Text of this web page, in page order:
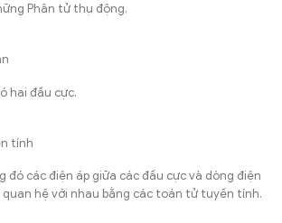
Phân tử thụ động.
hai đầu cực.
tính
đó các điện áp giữa các đầu cực và dòng điện
quan hệ với nhau bằng các toán tử tuyến tính.